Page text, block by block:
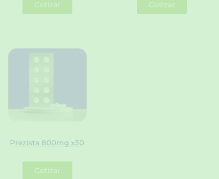
Cotizar Cotizar
Prezista 800mg x30
Cotizar